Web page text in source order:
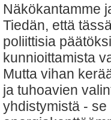
Näkökantamme
Tiedän, että
poliittisia
kunnioittamista
Mutta vihan
ja tuhoavien
yhdistymistä -